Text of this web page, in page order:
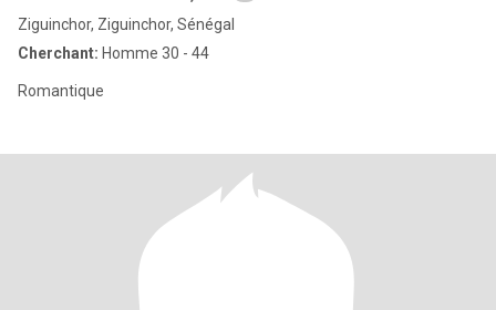
Ziguinchor, Ziguinchor, Sénégal
Cherchant: Homme 30 - 44
Romantique